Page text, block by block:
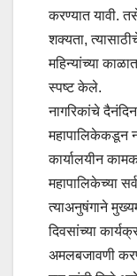
करण्यात यावी.
शक्यता,
महिन्यांच्या
स्पष्ट केले.
नागरिकांचे
महापालिकेकडून
कार्यालयीन
महापालिकेच्या
त्याअनुषंगाने
दिवसांच्या
अमलबजावणी